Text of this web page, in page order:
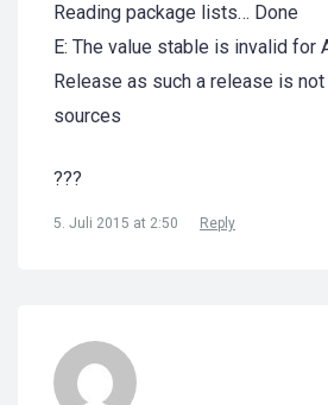
Reading package lists… Done
E: The value stable is invalid for
Release as such a release is
sources
???
5. Juli 2015 at 2:50 Reply